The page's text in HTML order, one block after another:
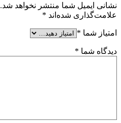
نشانی ایمیل شما منتشر نخواهد شد.
علامت‌گذاری شده‌اند *
امتیاز شما *
دیدگاه شما *